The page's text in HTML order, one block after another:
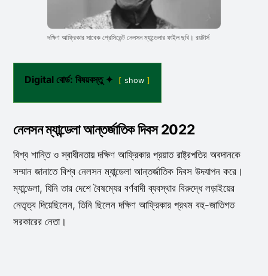
দক্ষিণ আফ্রিকার সাবেক প্রেসিডেন্ট নেলসন ম্যান্ডেলার ফাইল ছবি। রয়টার্স
Digital বোর্ড: বিষয়বস্তু ✦ show
নেলসন ম্যান্ডেলা আন্তর্জাতিক দিবস 2022
বিশ্ব শান্তি ও স্বাধীনতায় দক্ষিণ আফ্রিকার প্রয়াত রাষ্ট্রপতির অবদানকে
সম্মান জানাতে বিশ্ব নেলসন ম্যান্ডেলা আন্তর্জাতিক দিবস উদযাপন করে।
ম্যান্ডেলা, যিনি তার দেশে বৈষম্যের বর্ণবাদী ব্যবস্থার বিরুদ্ধে লড়াইয়ের
নেতৃত্ব দিয়েছিলেন, তিনি ছিলেন দক্ষিণ আফ্রিকার প্রথম বহু-জাতিগত
সরকারের নেতা।